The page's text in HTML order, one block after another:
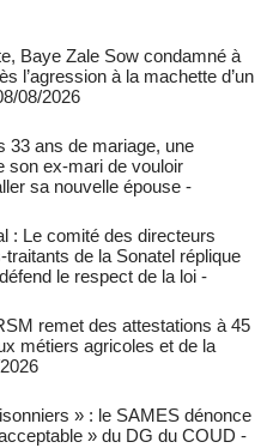
Baye Zale Sow condamné à
l’agression à la machette d’un
08/2026
33 ans de mariage, une
son ex-mari de vouloir
sa nouvelle épouse -
: Le comité des directeurs
de la Sonatel réplique
le respect de la loi -
remet des attestations à 45
métiers agricoles et de la
» : le SAMES dénonce
» du DG du COUD -